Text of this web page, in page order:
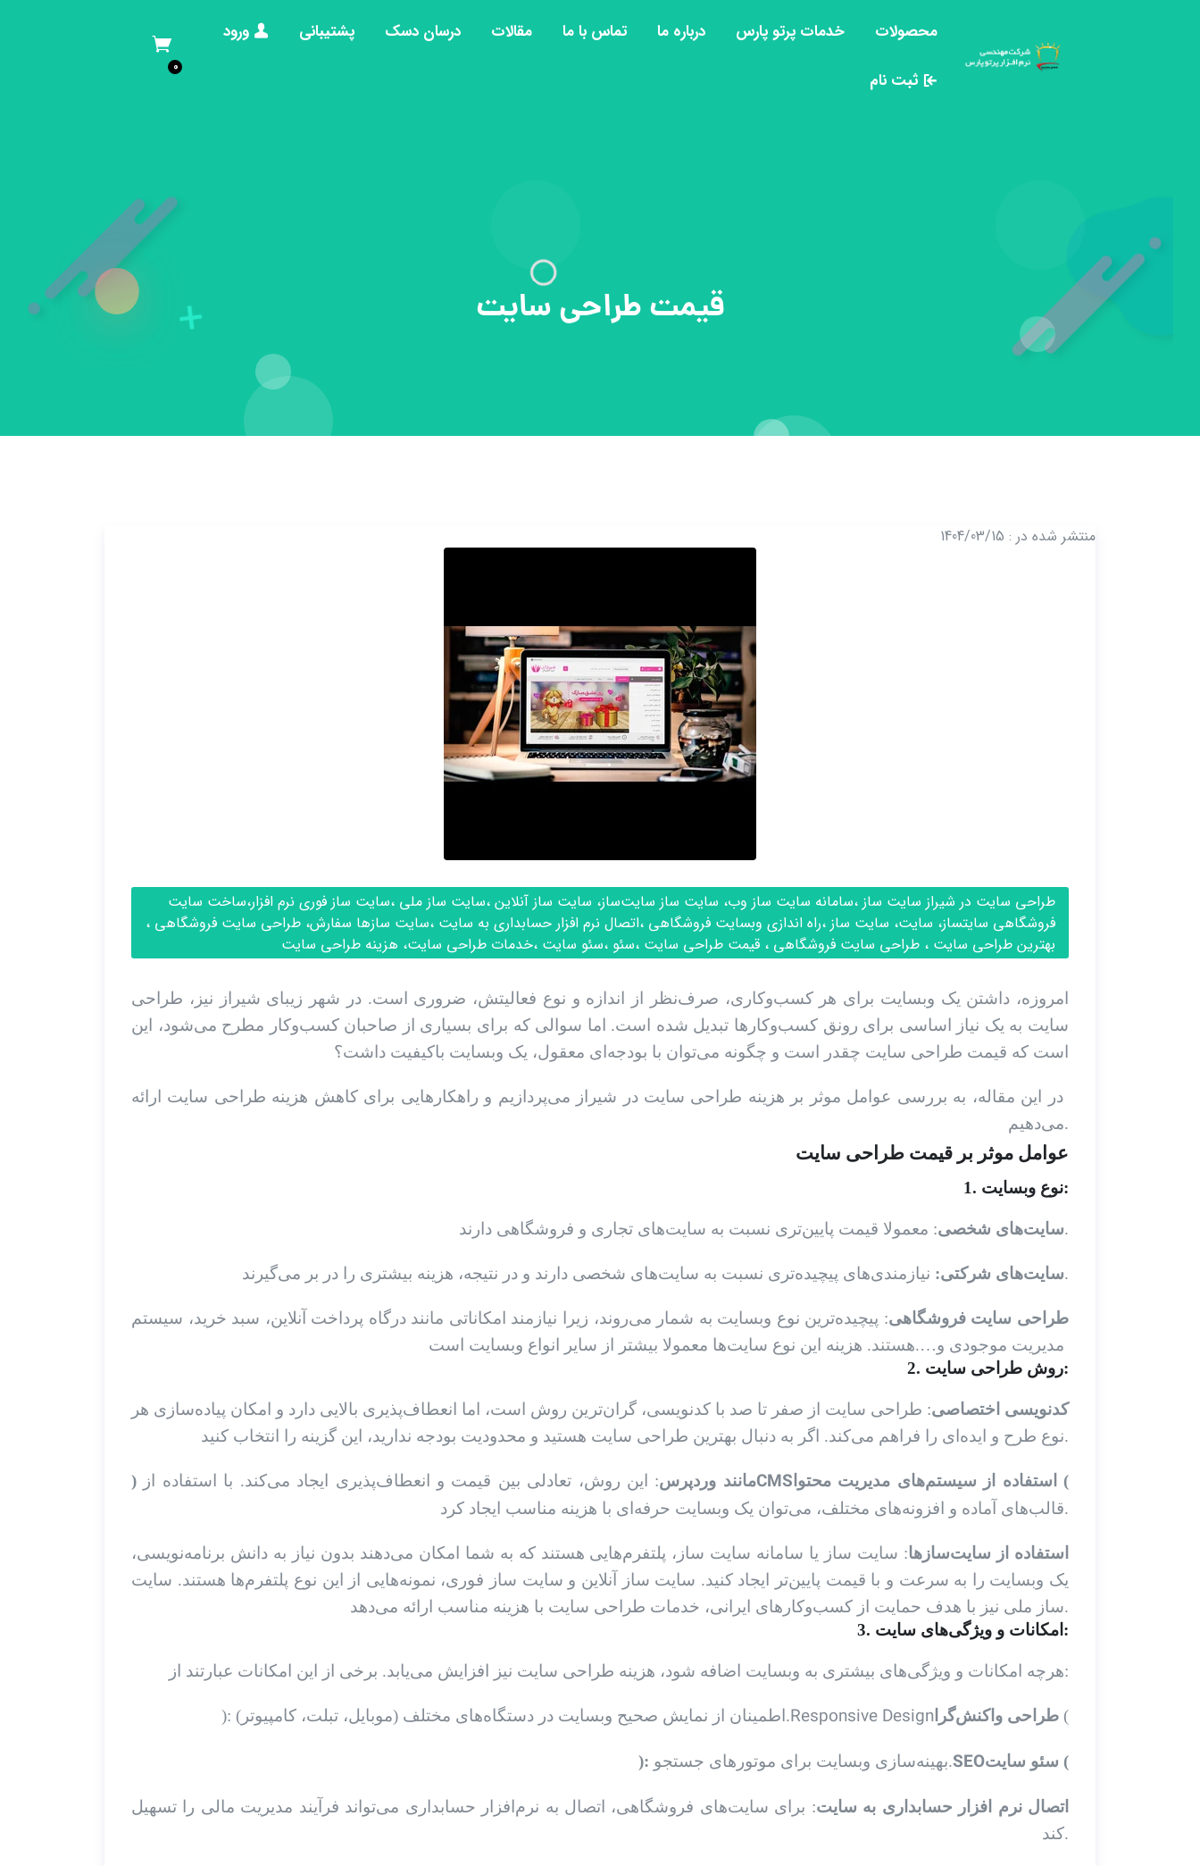
محصولات خدمات پرتو پارس درباره ما تماس با ما مقالات درسان دسک پشتیبانی ورود
ثبت نام
0
قیمت طراحی سایت
منتشر شده در : 1404/03/15
طراحی سایت در شیراز سایت ساز ،سامانه سایت ساز وب، سایت ساز سایت‌ساز، سایت ساز آنلاین ،سایت ساز ملی ،سایت ساز فوری نرم افزار،ساخت سایت
فروشگاهی سایتساز، سایت، سایت ساز ،راه اندازی وبسایت فروشگاهی ،اتصال نرم افزار حسابداری به سایت ،سایت سازها سفارش، طراحی سایت فروشگاهی ،
بهترین طراحی سایت ، طراحی سایت فروشگاهی ، قیمت طراحی سایت ،سئو ،سئو سایت ،خدمات طراحی سایت، هزینه طراحی سایت
امروزه، داشتن یک وبسایت برای هر کسب‌وکاری، صرف‌نظر از اندازه و نوع فعالیتش، ضروری است. در شهر زیبای شیراز نیز، طراحی
سایت به یک نیاز اساسی برای رونق کسب‌وکارها تبدیل شده است. اما سوالی که برای بسیاری از صاحبان کسب‌وکار مطرح می‌شود، این
است که قیمت طراحی سایت چقدر است و چگونه می‌توان با بودجه‌ای معقول، یک وبسایت باکیفیت داشت؟
در این مقاله، به بررسی عوامل موثر بر هزینه طراحی سایت در شیراز می‌پردازیم و راهکارهایی برای کاهش هزینه طراحی سایت ارائه
می‌دهیم.
عوامل موثر بر قیمت طراحی سایت
1. نوع وبسایت:
سایت‌های شخصی: معمولا قیمت پایین‌تری نسبت به سایت‌های تجاری و فروشگاهی دارند.
سایت‌های شرکتی:نیازمندی‌های پیچیده‌تری نسبت به سایت‌های شخصی دارند و در نتیجه، هزینه بیشتری را در بر می‌گیرند.
طراحی سایت فروشگاهی: پیچیده‌ترین نوع وبسایت به شمار می‌روند، زیرا نیازمند امکاناتی مانند درگاه پرداخت آنلاین، سبد خرید، سیستم
…هستند. هزینه این نوع سایت‌ها معمولا بیشتر از سایر انواع وبسایت است.
2. روش طراحی سایت:
کدنویسی اختصاصی: طراحی سایت از صفر تا صد با کدنویسی، گران‌ترین روش است، اما انعطاف‌پذیری بالایی دارد و امکان پیاده‌سازی هر
نوع طرح و ایده‌ای را فراهم می‌کند. اگر به دنبال بهترین طراحی سایت هستید و محدودیت بودجه ندارید، این گزینه را انتخاب کنید.
استفاده از سیستم‌های مدیریت محتوا ( CMS) مانند وردپرس: این روش، تعادلی بین قیمت و انعطاف‌پذیری ایجاد می‌کند. با استفاده از
قالب‌های آماده و افزونه‌های مختلف، می‌توان یک وبسایت حرفه‌ای با هزینه مناسب ایجاد کرد.
استفاده از سایت‌سازها: سایت ساز یا سامانه سایت ساز، پلتفرم‌هایی هستند که به شما امکان می‌دهند بدون نیاز به دانش برنامه‌نویسی،
یک وبسایت را به سرعت و با قیمت پایین‌تر ایجاد کنید. سایت ساز آنلاین و سایت ساز فوری، نمونه‌هایی از این نوع پلتفرم‌ها هستند. سایت
ساز ملی نیز با هدف حمایت از کسب‌وکارهای ایرانی، خدمات طراحی سایت با هزینه مناسب ارائه می‌دهد.
3. امکانات و ویژگی‌های سایت:
هرچه امکانات و ویژگی‌های بیشتری به وبسایت اضافه شود، هزینه طراحی سایت نیز افزایش می‌یابد. برخی از این امکانات عبارتند از:
طراحی واکنش‌گرا (
Responsive Design): اطمینان از نمایش صحیح وبسایت در دستگاه‌های مختلف (موبایل، تبلت، کامپیوتر).
سئو سایت ( SEO
): بهینه‌سازی وبسایت برای موتورهای جستجو.
اتصال نرم افزار حسابداری به سایت: برای سایت‌های فروشگاهی، اتصال به نرم‌افزار حسابداری می‌تواند فرآیند مدیریت مالی را تسهیل
کند.